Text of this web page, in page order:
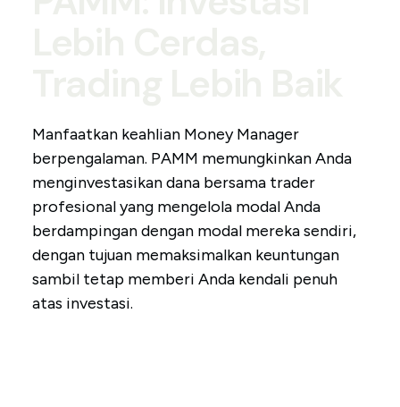
Manfaatkan keahlian Money Manager
berpengalaman. PAMM memungkinkan Anda
menginvestasikan dana bersama trader
profesional yang mengelola modal Anda
berdampingan dengan modal mereka sendiri,
dengan tujuan memaksimalkan keuntungan
sambil tetap memberi Anda kendali penuh
atas investasi.